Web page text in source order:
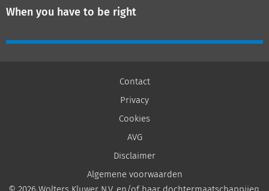
When you have to be right
Contact
Privacy
Cookies
AVG
Disclaimer
Algemene voorwaarden